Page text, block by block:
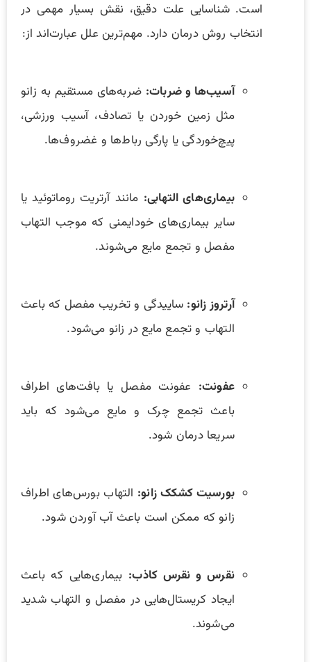
است. شناسایی علت دقیق، نقش بسیار مهمی در
انتخاب روش درمان دارد. مهم‌ترین علل عبارت‌اند از:
آسیب‌ها و ضربات: ضربه‌های مستقیم به زانو
مثل زمین خوردن یا تصادف، آسیب ورزشی،
پیچ‌خوردگی یا پارگی رباط‌ها و غضروف‌ها.
بیماری‌های التهابی: مانند آرتریت روماتوئید یا
سایر بیماری‌های خودایمنی که موجب التهاب
مفصل و تجمع مایع می‌شوند.
آرتروز زانو: ساییدگی و تخریب مفصل که باعث
التهاب و تجمع مایع در زانو می‌شود.
عفونت: عفونت مفصل یا بافت‌های اطراف
باعث تجمع چرک و مایع می‌شود که باید
سریعا درمان شود.
بورسیت کشکک زانو: التهاب بورس‌های اطراف
زانو که ممکن است باعث آب آوردن شود.
نقرس و نقرس کاذب: بیماری‌هایی که باعث
ایجاد کریستال‌هایی در مفصل و التهاب شدید
می‌شوند.